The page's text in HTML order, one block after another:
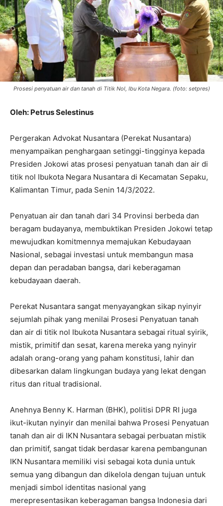
Prosesi penyatuan air dan tanah di Titik Nol, Ibu Kota Negara. (foto: setpres)
Oleh: Petrus Selestinus
Pergerakan Advokat Nusantara (Perekat Nusantara)
menyampaikan penghargaan setinggi-tingginya kepada
Presiden Jokowi atas prosesi penyatuan tanah dan air di
titik nol Ibukota Negara Nusantara di Kecamatan Sepaku,
Kalimantan Timur, pada Senin 14/3/2022.
Penyatuan air dan tanah dari 34 Provinsi berbeda dan
beragam budayanya, membuktikan Presiden Jokowi tetap
mewujudkan komitmennya memajukan Kebudayaan
Nasional, sebagai investasi untuk membangun masa
depan dan peradaban bangsa, dari keberagaman
kebudayaan daerah.
Perekat Nusantara sangat menyayangkan sikap nyinyir
sejumlah pihak yang menilai Prosesi Penyatuan tanah
dan air di titik nol Ibukota Nusantara sebagai ritual syirik,
mistik, primitif dan sesat, karena mereka yang nyinyir
adalah orang-orang yang paham konstitusi, lahir dan
dibesarkan dalam lingkungan budaya yang lekat dengan
ritus dan ritual tradisional.
Anehnya Benny K. Harman (BHK), politisi DPR RI juga
ikut-ikutan nyinyir dan menilai bahwa Prosesi Penyatuan
tanah dan air di IKN Nusantara sebagai perbuatan mistik
dan primitif, sangat tidak berdasar karena pembangunan
IKN Nusantara memiliki visi sebagai kota dunia untuk
semua yang dibangun dan dikelola dengan tujuan untuk
menjadi simbol identitas nasional yang
merepresentasikan keberagaman bangsa Indonesia dari